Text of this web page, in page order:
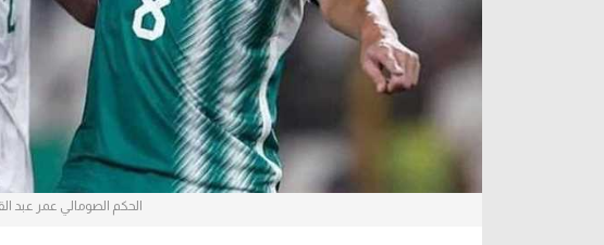
الحكم الصومالي عمر عبد